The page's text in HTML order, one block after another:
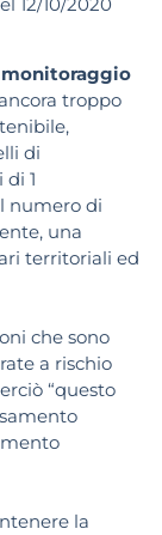
monitoraggio
troppo
di
1
numero di
una
territoriali ed
che sono
a rischio
“questo
la